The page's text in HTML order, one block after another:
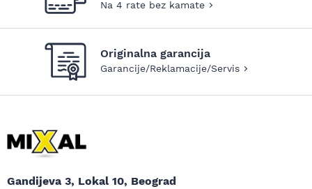
Na 4 rate bez kamate
Originalna garancija
Garancije/Reklamacije/Servis
Gandijeva 3, Lokal 10, Beograd